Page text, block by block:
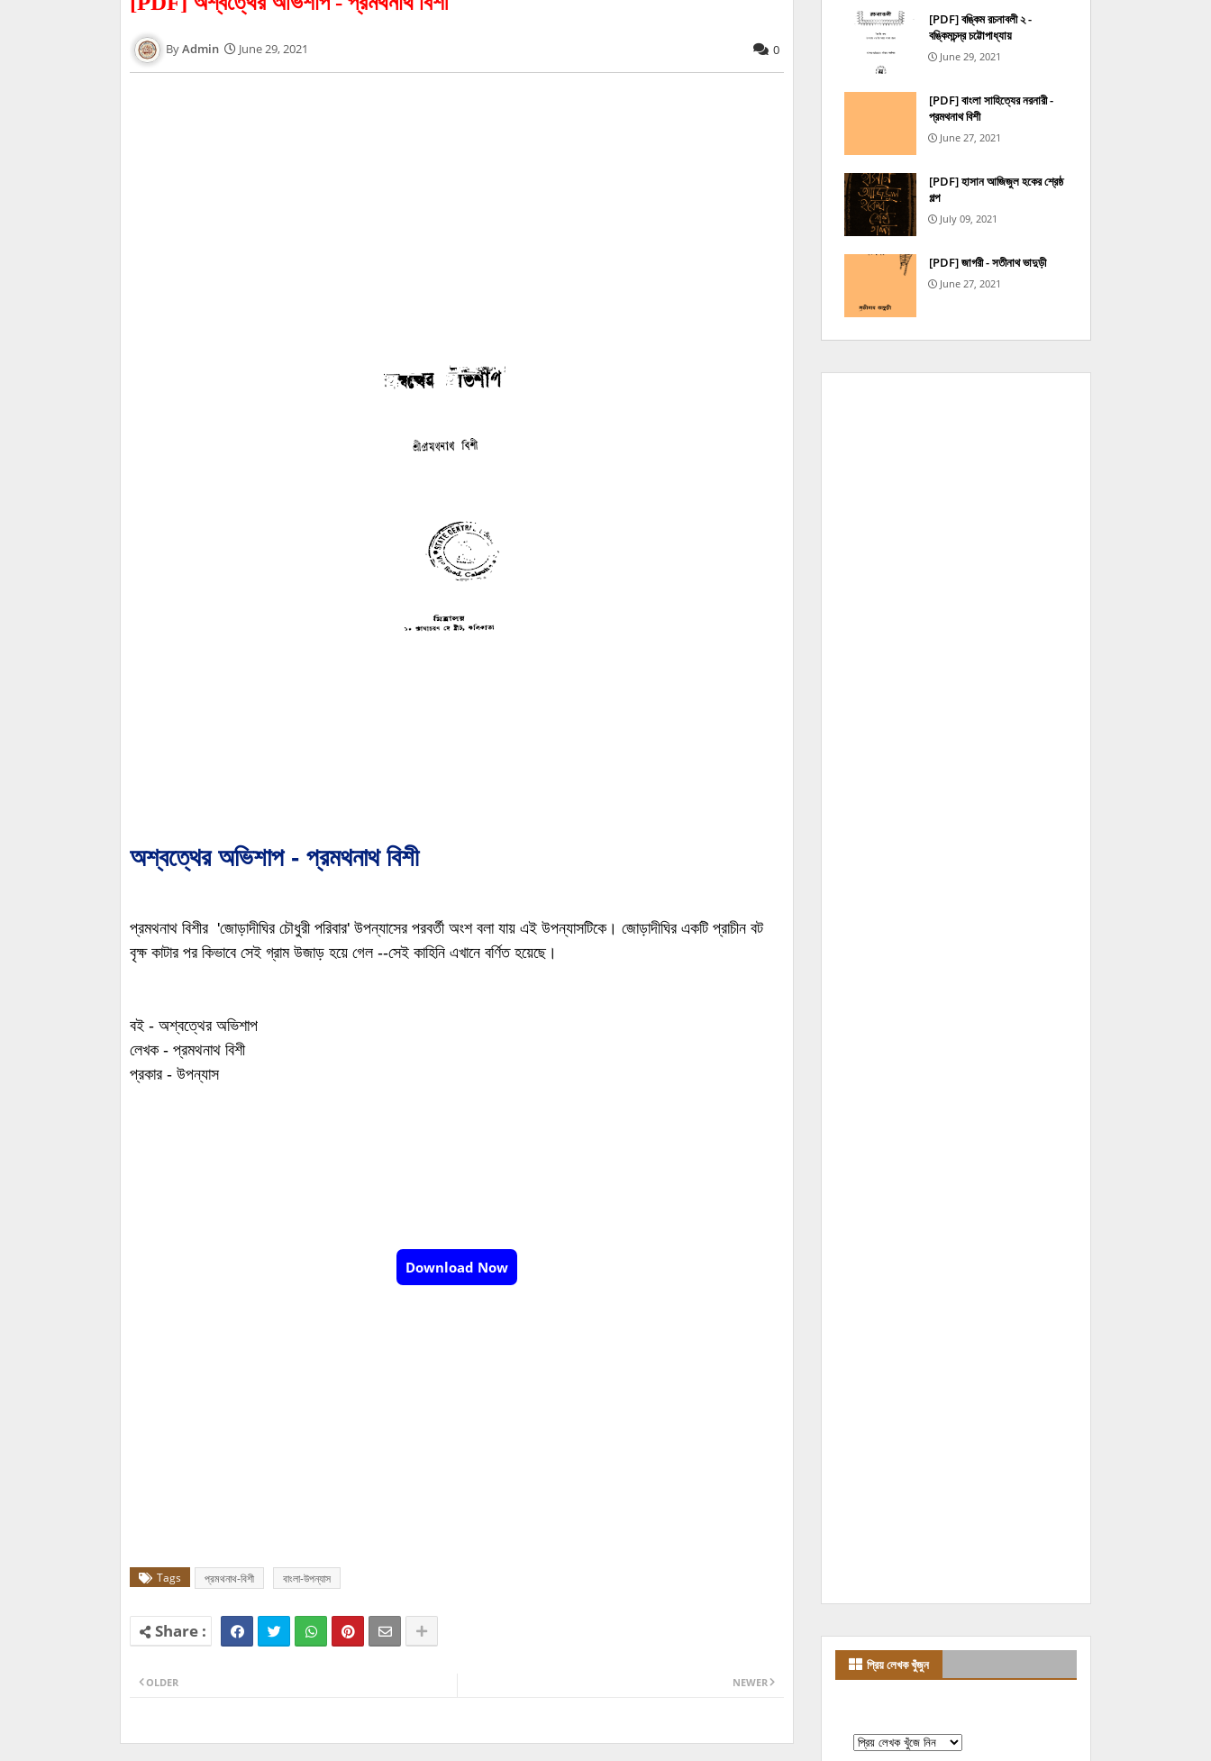
Admin June 29, 2021 0
অশ্বত্থের অভিশাপ - প্রমথনাথ বিশী
প্রমথনাথ বিশীর 'জোড়াদীঘির চৌধুরী পরিবার' উপন্যাসের পরবর্তী অংশ বলা যায় এই উপন্যাসটিকে। জোড়াদীঘির একটি প্রাচীন বট
বৃক্ষ কাটার পর কিভাবে সেই গ্রাম উজাড় হয়ে গেল --সেই কাহিনি এখানে বর্ণিত হয়েছে।
বই - অশ্বত্থের অভিশাপ
লেখক - প্রমথনাথ বিশী
প্রকার - উপন্যাস
Download Now
Tags প্রমথনাথ-বিশী বাংলা-উপন্যাস
NEWER
OLDER
[PDF] বঙ্কিম রচনাবলী ২ -
বঙ্কিমচন্দ্র চট্টোপাধ্যায়
June 29, 2021
[PDF] বাংলা সাহিত্যের নরনারী -
প্রমথনাথ বিশী
June 27, 2021
[PDF] হাসান আজিজুল হকের শ্রেষ্ঠ
গল্প
July 09, 2021
[PDF] জাগরী - সতীনাথ ভাদুড়ী
June 27, 2021
প্রিয় লেখক খুঁজুন